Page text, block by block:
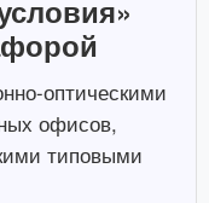
оптическими
офисов,
типовыми